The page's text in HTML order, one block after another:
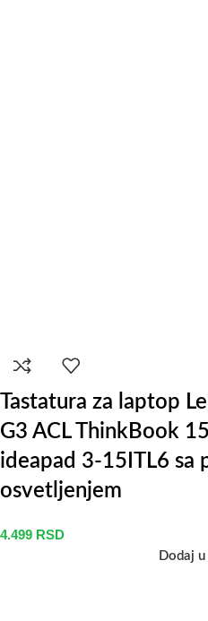
Tastatura za laptop
G3 ACL ThinkBook
ideapad 3-15ITL6 sa
osvetljenjem
4.499 RSD
Dodaj